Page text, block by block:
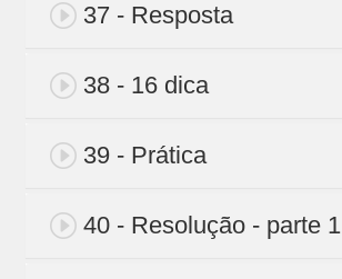
37 - Resposta
38 - 16 dica
39 - Prática
40 - Resolução - parte 1